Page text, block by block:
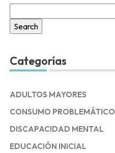
for:
Categorías
ADULTOS MAYORES
CONSUMO PROBLEMÁTICO
DISCAPACIDAD MENTAL
EDUCACIÓN INICIAL